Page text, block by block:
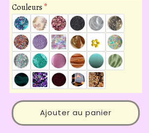
de
Les
boucles
d’oreilles
Scintia
Les
boucles
d’oreilles
Scintia
Couleurs
Ajouter au panier